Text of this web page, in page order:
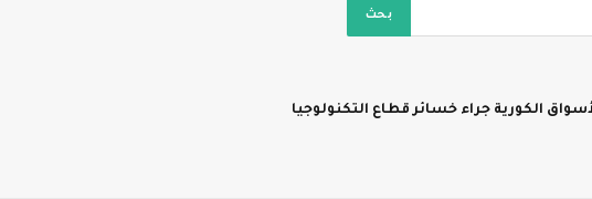
الكورية جراء خسائر قطاع التكنولوجيا